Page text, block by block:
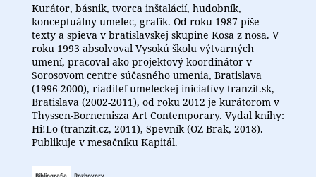
Kurátor, básnik, tvorca inštalácií, hudobník,
konceptuálny umelec, grafik. Od roku 1987 píše
texty a spieva v bratislavskej skupine Kosa z nosa. V
roku 1993 absolvoval Vysokú školu výtvarných
umení, pracoval ako projektový koordinátor v
Sorosovom centre súčasného umenia, Bratislava
(1996-2000), riaditeľ umeleckej iniciatívy tranzit.sk,
Bratislava (2002-2011), od roku 2012 je kurátorom v
Thyssen-Bornemisza Art Contemporary. Vydal knihy:
Hi!Lo (tranzit.cz, 2011), Spevník (OZ Brak, 2018).
Publikuje v mesačníku Kapitál.
Bibliografia Rozhovory